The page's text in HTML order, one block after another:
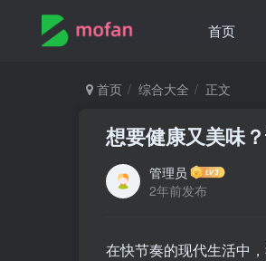
首页
首页 综合大全 正文
想要健康又美味
管理员
2年前发布
在快节奏的现代生活中